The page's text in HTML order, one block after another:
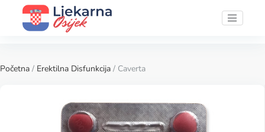
Početna / Erektilna Disfunkcija / Caverta